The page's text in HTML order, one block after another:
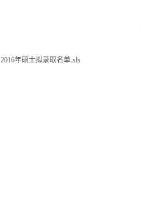
2016年硕士拟录取名单.xls